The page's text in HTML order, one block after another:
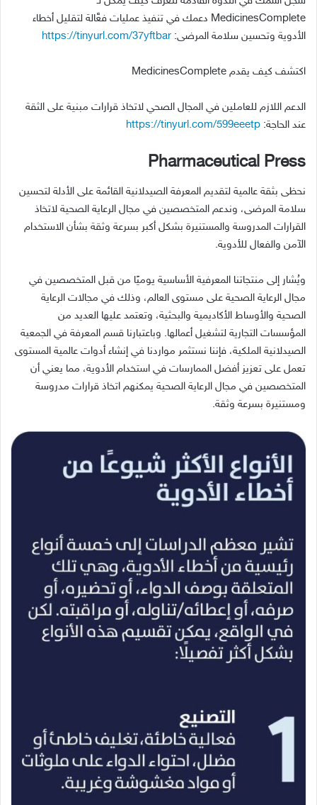
MedicinesComplete دعمك في تنفيذ عمليات فعَّالة لتقليل أخطاء
الأدوية وتحسين سلامة المرضى:
https://tinyurl.com/37yftbar
اكتشف كيف يقدم
الدعم اللازم للعاملين في المجال الصحي لاتخاذ قرارات مبنية على الثقة
عند الحاجة:
https://tinyurl.com/599eeetp
Pharmaceutical Press
نحظى بثقة عالمية لتقديم المعرفة الصيدلانية القائمة على الأدلة لتحسين
سلامة المرضى، وندعم المتخصصين في مجال الرعاية الصحية لاتخاذ
القرارات المدروسة والمستنيرة بشكل أكبر بسرعة وثقة بشأن الاستخدام
الآمن والفعال للأدوية.
ويُشار إلى منتجاتنا المعرفية الأساسية يوميًا من قبل المتخصصين في
مجال الرعاية الصحية على مستوى العالم، وذلك في مجالات الرعاية
الصحية والأوساط الأكاديمية والبحثية، وتعتمد عليها العديد من
المؤسسات التجارية لتشغيل أعمالها. وباعتبارنا قسم المعرفة في الجمعية
الصيدلانية الملكية، فإننا نستثمر مواردنا في إنشاء أدوات عالمية المستوى
تعمل على تعزيز أفضل الممارسات في استخدام الأدوية، مما يعني أن
المتخصصين في مجال الرعاية الصحية يمكنهم اتخاذ قرارات مدروسة
ومستنيرة بسرعة وثقة.